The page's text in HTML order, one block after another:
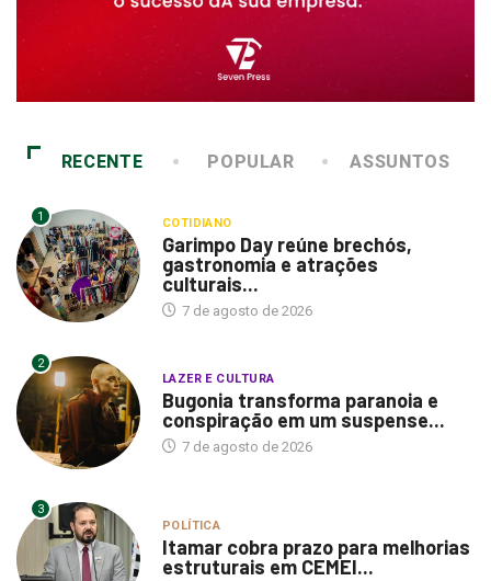
RECENTE POPULAR ASSUNTOS
1 COTIDIANO
Garimpo Day reúne brechós,
gastronomia e atrações
culturais...
7 de agosto de 2026
2
LAZER E CULTURA
Bugonia transforma paranoia e
conspiração em um suspense...
7 de agosto de 2026
3
POLÍTICA
Itamar cobra prazo para melhorias
estruturais em CEMEI...